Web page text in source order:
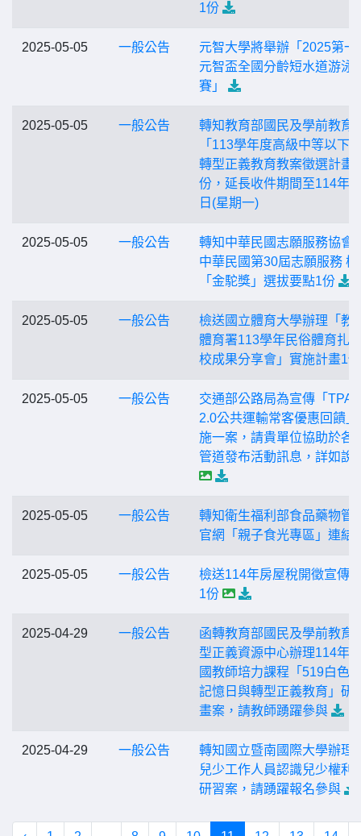
1份
2025-05-05 一般公告
元智大學將舉辦「2025第一
元智盃全國分齡短水道游泳
賽」
2025-05-05 一般公告
轉知教育部國民及學前教育
「113學年度高級中等以下
轉型正義教育教案徵選計畫
份，延長收件期間至114年5
日(星期一)
2025-05-05 一般公告
轉知中華民國志願服務協會
中華民國第30屆志願服務 楷
「金駝獎」選拔要點1份
2025-05-05 一般公告
檢送國立體育大學辦理「教
體育署113學年民俗體育扎
校成果分享會」實施計畫1份
2025-05-05 一般公告
交通部公路局為宣傳「
2.0公共運輸常客優惠回饋」
施一案，請貴單位協助於各
管道發布活動訊息，詳如說
2025-05-05 一般公告
轉知衛生福利部食品藥物管
官網「親子食光專區」連結
2025-05-05 一般公告
檢送114年房屋稅開徵宣傳
1份
2025-04-29 一般公告
函轉教育部國民及學前教育
型正義資源中心辦理114年
國教師培力課程「519白色
記憶日與轉型正義教育」研
畫案，請教師踴躍參與
2025-04-29 一般公告
轉知國立暨南國際大學辦理
兒少工作人員認識兒少權利
研習案，請踴躍報名參與